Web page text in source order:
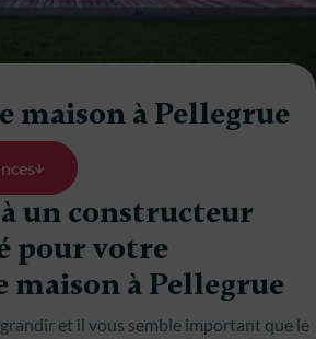
maison à Pellegrue
un constructeur
pour votre
maison à Pellegrue
et il vous semble important que le